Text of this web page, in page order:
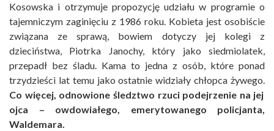
Kosowska i otrzymuje propozycję udziału w programie o
tajemniczym zaginięciu z 1986 roku. Kobieta jest osobiście
związana ze sprawą, bowiem dotyczy jej kolegi z
dzieciństwa, Piotrka Janochy, który jako siedmiolatek,
przepadł bez śladu. Kama to jedna z osób, które ponad
trzydzieści lat temu jako ostatnie widziały chłopca żywego.
Co więcej, odnowione śledztwo rzuci podejrzenie na jej
ojca – owdowiałego, emerytowanego policjanta,
Waldemara.